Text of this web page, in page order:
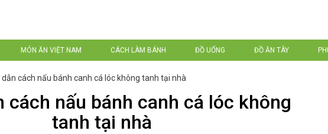
MÓN ĂN VIỆT NAM CÁCH LÀM BÁNH ĐỒ UỐNG ĐỒ ĂN TÂY
dẫn cách nấu bánh canh cá lóc không tanh tại nhà
cách nấu bánh canh cá lóc không
tanh tại nhà